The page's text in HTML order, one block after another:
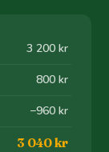
3 200 kr
800 kr
−960 kr
3 040 kr